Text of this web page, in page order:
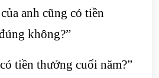
anh cũng có tiền
không?”
tiền thưởng cuối năm?”